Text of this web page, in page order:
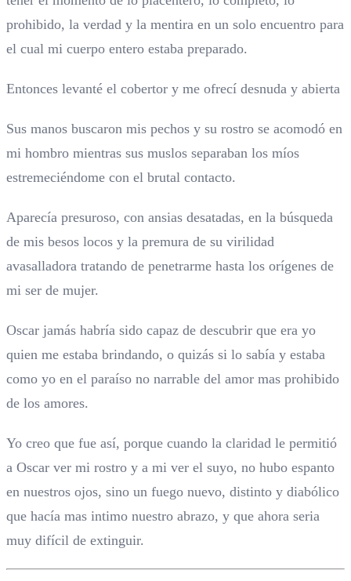
prohibido, la verdad y la mentira en un solo encuentro para
el cual mi cuerpo entero estaba preparado.
Entonces levanté el cobertor y me ofrecí desnuda y abierta
Sus manos buscaron mis pechos y su rostro se acomodó en
mi hombro mientras sus muslos separaban los míos
estremeciéndome con el brutal contacto.
Aparecía presuroso, con ansias desatadas, en la búsqueda
de mis besos locos y la premura de su virilidad
avasalladora tratando de penetrarme hasta los orígenes de
mi ser de mujer.
Oscar jamás habría sido capaz de descubrir que era yo
quien me estaba brindando, o quizás si lo sabía y estaba
como yo en el paraíso no narrable del amor mas prohibido
de los amores.
Yo creo que fue así, porque cuando la claridad le permitió
a Oscar ver mi rostro y a mi ver el suyo, no hubo espanto
en nuestros ojos, sino un fuego nuevo, distinto y diabólico
que hacía mas intimo nuestro abrazo, y que ahora seria
muy difícil de extinguir.